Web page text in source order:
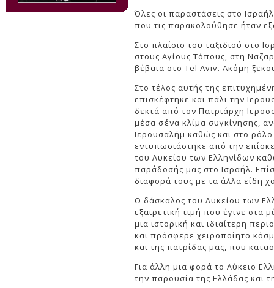
Όλες οι παραστάσεις στο
που τις παρακολούθησε ήταν
Στο πλαίσιο του ταξιδιού στο
στους Αγίους Τόπους, στη
βέβαια στο Tel Aviv. Ακόμη
Στο τέλος αυτής της
επισκέφτηκε και πάλι την
δεκτά από τον Πατριάρχη
μέσα σ΄ένα κλίμα συγκίνησης,
Ιερουσαλήμ καθώς και στο
εντυπωσιάστηκε από την
του Λυκείου των Ελληνίδων
παράδοσής μας στο Ισραήλ.
διαφορά τους με τα άλλα είδη
Ο δάσκαλος του Λυκείου των
εξαιρετική τιμή που έγινε
μια ιστορική και ιδιαίτερη
και πρόσφερε χειροποίητο
και της πατρίδας μας, που
Για άλλη μια φορά το Λύκειο
την παρουσία της Ελλάδας και